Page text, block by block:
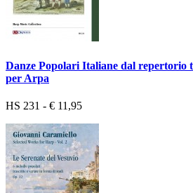
Danze Popolari Italiane dal repertorio
per Arpa
HS 231 - € 11,95